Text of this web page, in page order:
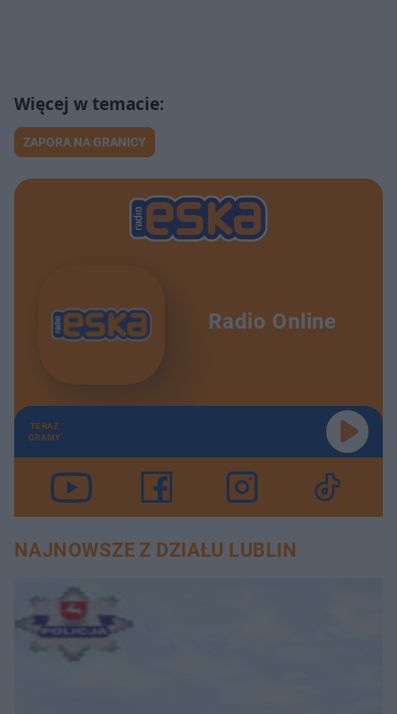
ZAPORA NA GRANICY
Radio Online
TERAZ
GRAMY
NAJNOWSZE Z DZIAŁU LUBLIN